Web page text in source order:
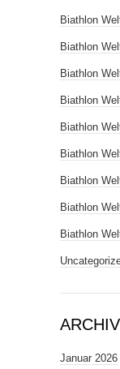
Biathlon
Biathlon
Biathlon
Biathlon
Biathlon
Biathlon
Biathlon
Biathlon
Biathlon
ARCHIV
Januar 2026